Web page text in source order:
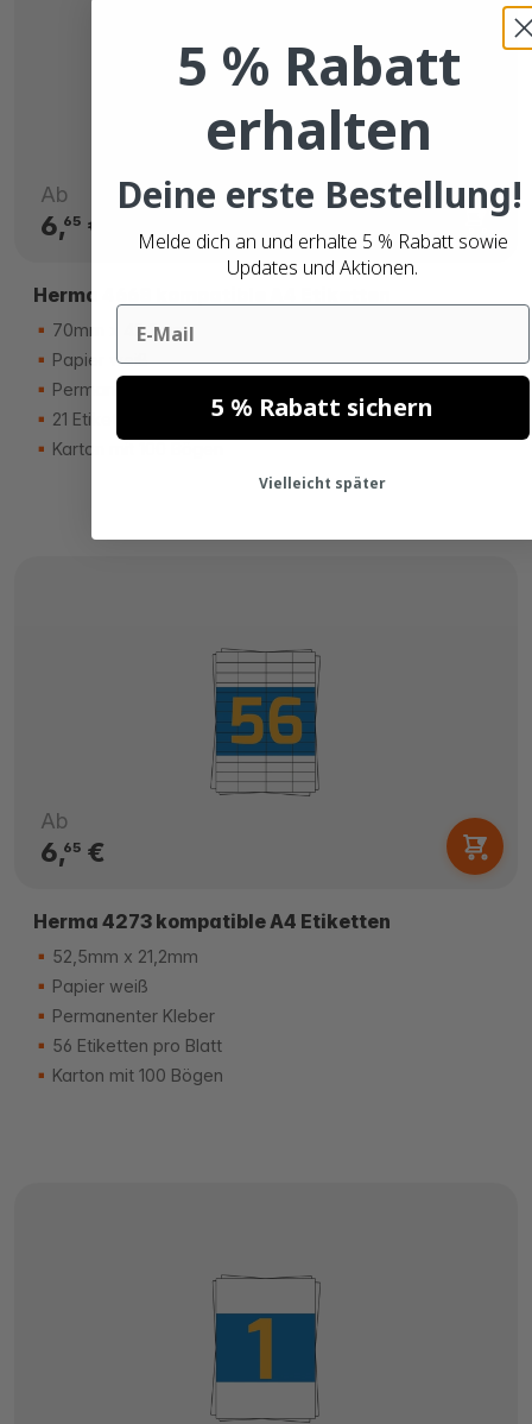
Ab
6,65€
Herma 4668 kompatible A4 Etiketten
70mm x 42,3mm
Papier weiß
Permanenter Kleber
21 Etiketten pro Blatt
Karton mit 100 Bögen
Ab
6,65€
Herma 4273 kompatible A4 Etiketten
52,5mm x 21,2mm
Papier weiß
Permanenter Kleber
56 Etiketten pro Blatt
Karton mit 100 Bögen
5 % Rabatt
erhalten
Deine erste Bestellung!
Melde dich an und erhalte 5 % Rabatt sowie
Updates und Aktionen.
Email
5 % Rabatt sichern
Vielleicht später